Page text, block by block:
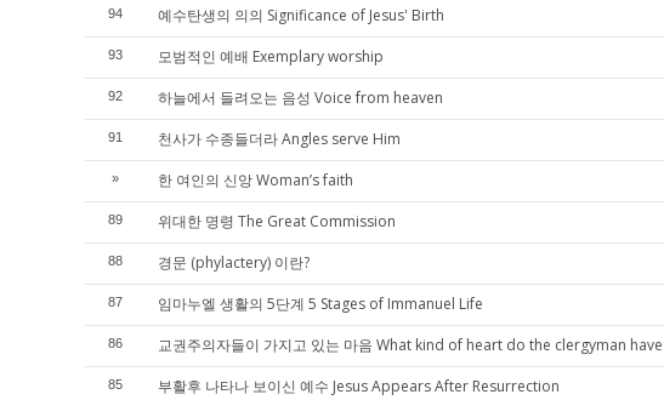
94 예수탄생의 의의 Significance of Jesus' Birth
93 모범적인 예배 Exemplary worship
92 하늘에서 들려오는 음성 Voice from heaven
91 천사가 수종들더라 Angles serve Him
» 한 여인의 신앙 Woman’s faith
89 위대한 명령 The Great Commission
88 경문 (phylactery) 이란?
87 임마누엘 생활의 5단계 5 Stages of Immanuel Life
86 교권주의자들이 가지고 있는 마음 What kind of heart do the clergyman
85 부활후 나타나 보이신 예수 Jesus Appears After Resurrection